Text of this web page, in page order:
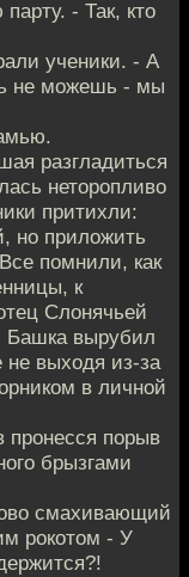
- Так, кто
ученики. - А
не можешь - мы
разгладиться
неторопливо
притихли:
но приложить
помнили, как
к
Слонячьей
Башка вырубил
выходя из-за
в личной
пронесся порыв
брызгами
смахивающий
рокотом - У